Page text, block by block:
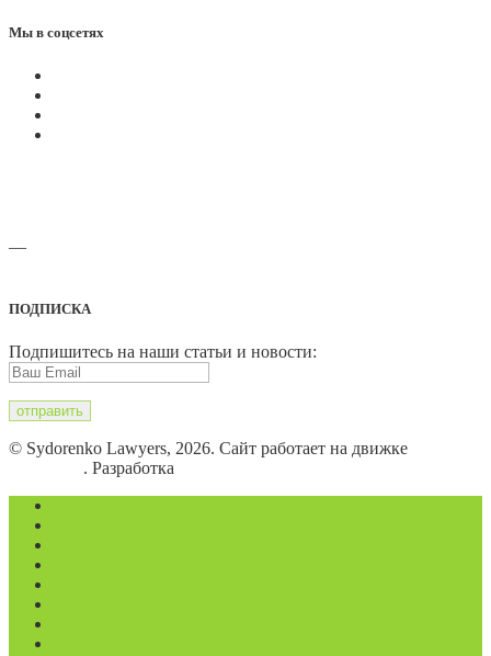
Мы в соцсетях
—
ПОДПИСКА
Подпишитесь на наши статьи и новости:
© Sydorenko Lawyers, 2026. Сайт работает на движке
. Разработка